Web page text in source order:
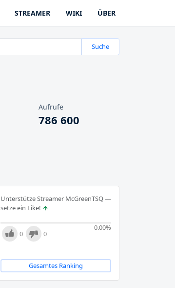
STREAMER WIKI ÜBER
Suche
Aufrufe
786 600
Unterstütze Streamer McGreenTSQ —
setze ein Like!
0.00%
0 0
Gesamtes Ranking